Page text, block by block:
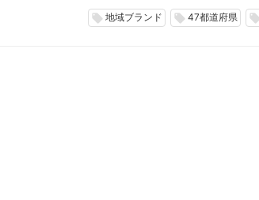
local_offer 地域ブランド local_offer 47都道府県 local_offer